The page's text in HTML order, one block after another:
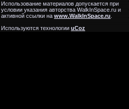
Использование материалов допускается при
условии указания авторства WalkInSpace.ru и
активной ссылки наwww.WalkInSpace.ru.
Используются технологииuCoz